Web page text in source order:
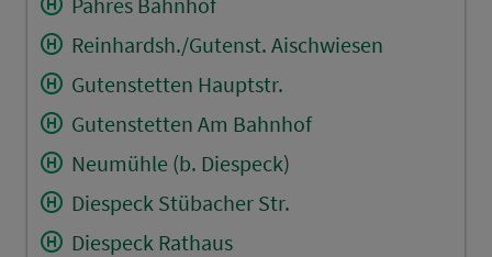
Reinhardsh./Gutenst. Aischwiesen
Gutenstetten Hauptstr.
Gutenstetten Am Bahnhof
Neumühle (b. Diespeck)
Diespeck Stübacher Str.
Diespeck Rathaus